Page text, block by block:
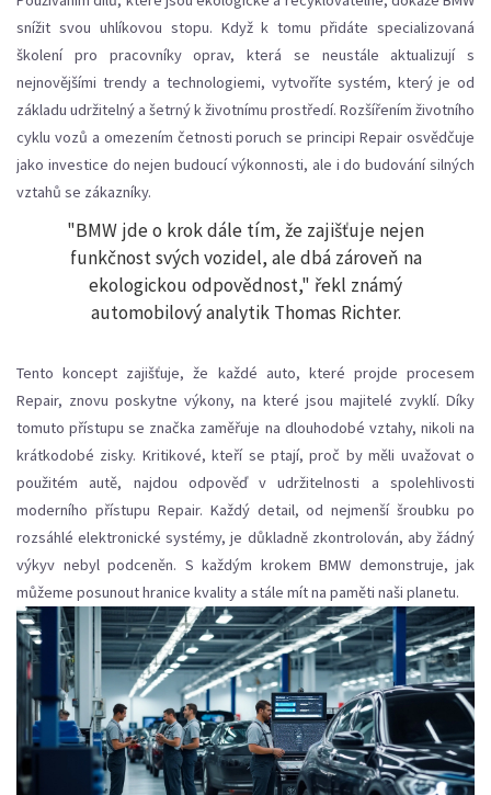
snížit svou uhlíkovou stopu. Když k tomu přidáte specializovaná
školení pro pracovníky oprav, která se neustále aktualizují s
nejnovějšími trendy a technologiemi, vytvoříte systém, který je od
základu udržitelný a šetrný k životnímu prostředí. Rozšířením životního
cyklu vozů a omezením četnosti poruch se principi Repair osvědčuje
jako investice do nejen budoucí výkonnosti, ale i do budování silných
vztahů se zákazníky.
"BMW jde o krok dále tím, že zajišťuje nejen
funkčnost svých vozidel, ale dbá zároveň na
ekologickou odpovědnost," řekl známý
automobilový analytik Thomas Richter.
Tento koncept zajišťuje, že každé auto, které projde procesem
Repair, znovu poskytne výkony, na které jsou majitelé zvyklí. Díky
tomuto přístupu se značka zaměřuje na dlouhodobé vztahy, nikoli na
krátkodobé zisky. Kritikové, kteří se ptají, proč by měli uvažovat o
použitém autě, najdou odpověď v udržitelnosti a spolehlivosti
moderního přístupu Repair. Každý detail, od nejmenší šroubku po
rozsáhlé elektronické systémy, je důkladně zkontrolován, aby žádný
výkyv nebyl podceněn. S každým krokem BMW demonstruje, jak
můžeme posunout hranice kvality a stále mít na paměti naši planetu.